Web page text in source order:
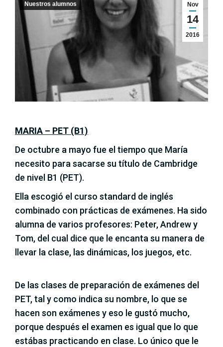
Nov
14
2016
Nuestros alumnos
MARIA – PET (B1)
De octubre a mayo fue el tiempo que María
necesito para sacarse su título de Cambridge
de nivel B1 (PET).
Ella escogió el curso standard de inglés
combinado con prácticas de exámenes. Ha sido
alumna de varios profesores: Peter, Andrew y
Tom, del cual dice que le encanta su manera de
llevar la clase, las dinámicas, los juegos, etc.
De las clases de preparación de exámenes del
PET, tal y como indica su nombre, lo que se
hacen son exámenes y eso le gustó mucho,
porque después el examen es igual que lo que
estábas practicando en clase. Lo único que le